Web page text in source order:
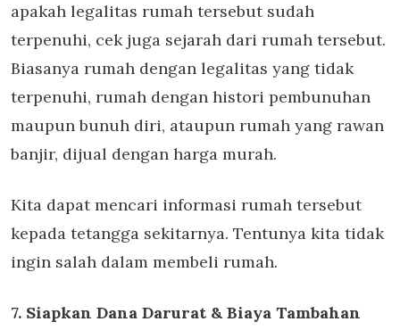
apakah legalitas rumah tersebut sudah
terpenuhi, cek juga sejarah dari rumah tersebut.
Biasanya rumah dengan legalitas yang tidak
terpenuhi, rumah dengan histori pembunuhan
maupun bunuh diri, ataupun rumah yang rawan
banjir, dijual dengan harga murah.
Kita dapat mencari informasi rumah tersebut
kepada tetangga sekitarnya. Tentunya kita tidak
ingin salah dalam membeli rumah.
7. Siapkan Dana Darurat & Biaya Tambahan